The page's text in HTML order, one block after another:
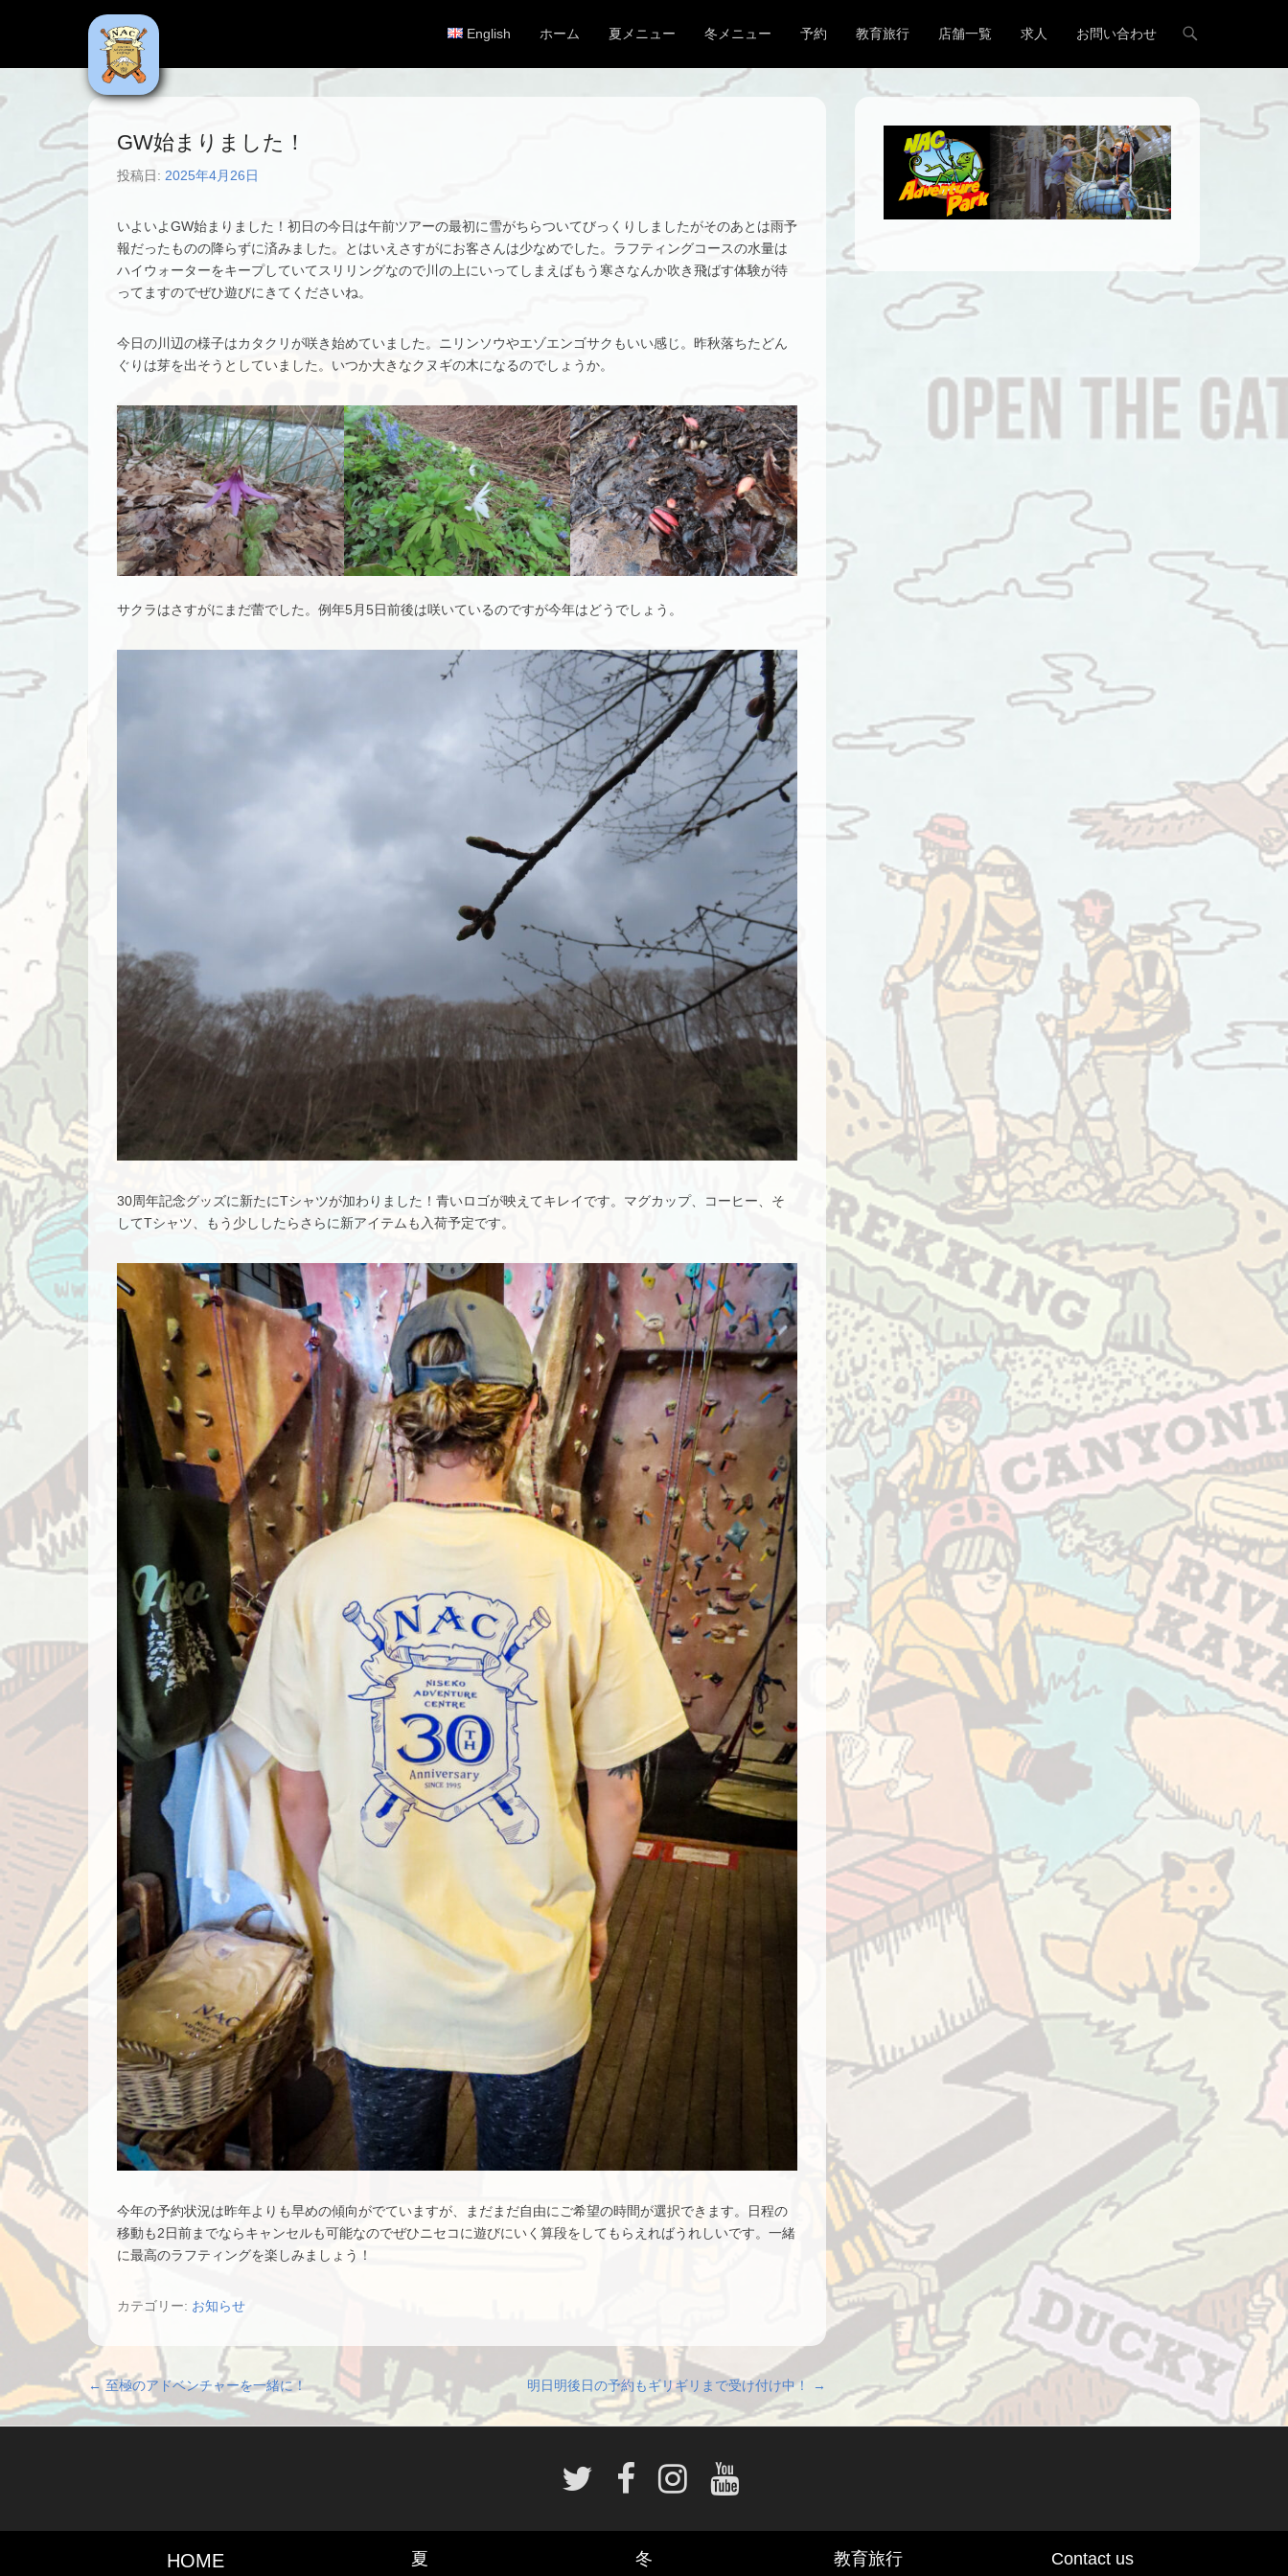
NAC
Niseko Adventure Centre
メインメニュー
コンテンツへスキップ
English ホーム 夏メニュー 冬メニュー 予約 教育旅行 店舗一覧 求人 お問い合わせ
GW始まりました！
投稿日: 2025年4月26日
いよいよGW始まりました！初日の今日は午前ツアーの最初に雪がちらついてびっくりしましたがそのあとは雨予
報だったものの降らずに済みました。とはいえさすがにお客さんは少なめでした。ラフティングコースの水量は
ハイウォーターをキープしていてスリリングなので川の上にいってしまえばもう寒さなんか吹き飛ばす体験が待
ってますのでぜひ遊びにきてくださいね。
今日の川辺の様子はカタクリが咲き始めていました。ニリンソウやエゾエンゴサクもいい感じ。昨秋落ちたどん
ぐりは芽を出そうとしていました。いつか大きなクヌギの木になるのでしょうか。
サクラはさすがにまだ蕾でした。例年5月5日前後は咲いているのですが今年はどうでしょう。
30周年記念グッズに新たにTシャツが加わりました！青いロゴが映えてキレイです。マグカップ、コーヒー、そ
してTシャツ、もう少ししたらさらに新アイテムも入荷予定です。
今年の予約状況は昨年よりも早めの傾向がでていますが、まだまだ自由にご希望の時間が選択できます。日程の
移動も2日前までならキャンセルも可能なのでぜひニセコに遊びにいく算段をしてもらえればうれしいです。一緒
に最高のラフティングを楽しみましょう！
カテゴリー: お知らせ
投稿ナビゲーション
←至極のアドベンチャーを一緒に！ 明日明後日の予約もギリギリまで受け付け中！ →
HOME 夏 冬 教育旅行 Contact us